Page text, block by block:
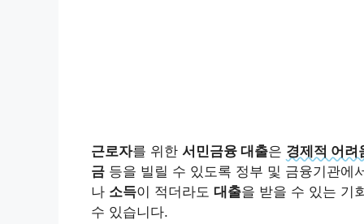
근로자를 위한 서민금융 대출은 경제적 어려
금 등을 빌릴 수 있도록 정부 및 금융기관
나 소득이 적더라도 대출을 받을 수 있는 기
수 있습니다.